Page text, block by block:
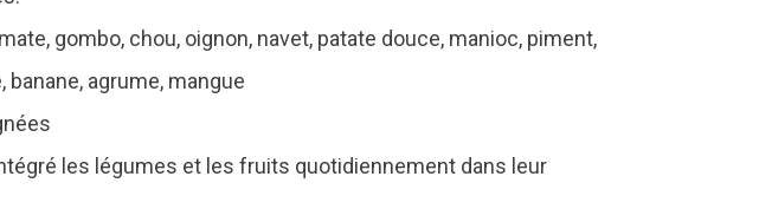
gombo, chou, oignon, navet, patate douce, manioc, piment,
agrume, mangue
les légumes et les fruits quotidiennement dans leur